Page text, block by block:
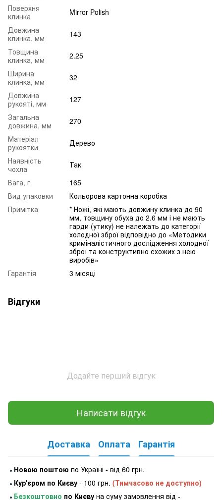
Поверхня
клинка
Mirror Polish
Довжина
клинка, мм
143
Товщина
клинка, мм
2.25
Ширина
клинка, мм
32
Довжина
рукояті, мм
127
Загальна
довжина, мм
270
Матеріал
рукоятки
Дерево
Наявність
чохла
Так
Вага, г
165
Вид упаковки
Кольорова картонна коробка
Примітка
* Ножі, які мають довжину клинка до 90
мм, товщину обуха до 2.6 мм і не мають
гарди (утику) не належать до категорії
холодної зброї відповідно до «Методики
криміналістичного дослідження холодної
зброї та конструктивно схожих з нею
виробів»
Гарантія
3 місяці
Відгуки
Додайте перший відгук
Написати відгук
Доставка Оплата Гарантія
● Новою поштою по Україні - від 60 грн.
● Кур'єром по Києву - 100 грн. (Тимчасово не доступно)
● Безкоштовно по Києву на суму замовлення від -